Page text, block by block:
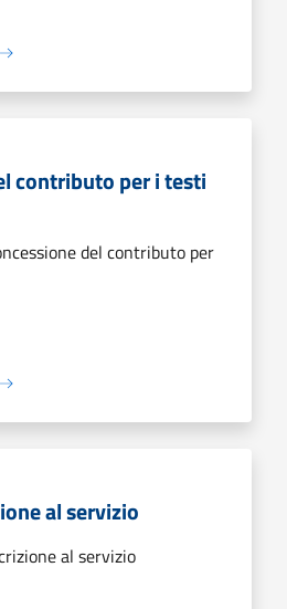
contributo per i testi
del contributo per
al servizio
al servizio